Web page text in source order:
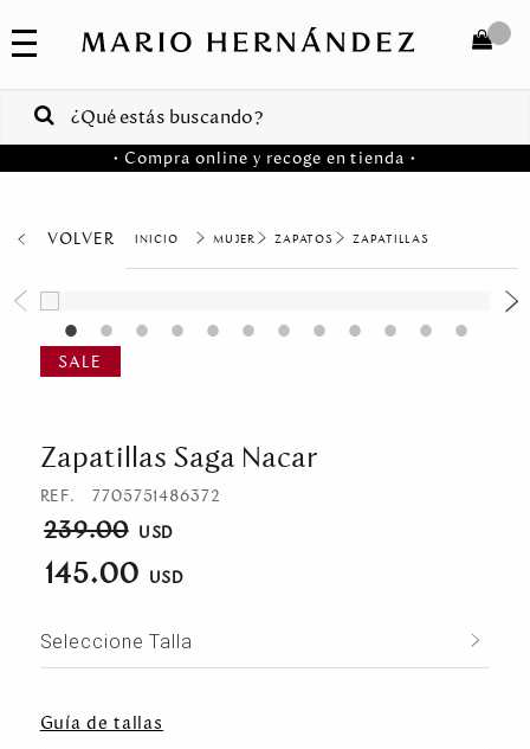
COLECCIONES
VENTAS
CORPORATIVAS
Venezuela
COMPRAR
• Compra online y recoge en tienda •
VOLVER MUJER ZAPATOS ZAPATILLAS
Zapatillas Saga Nacar
REF. 7705751486372
239.00
145.00
Seleccione Talla
Guía de tallas